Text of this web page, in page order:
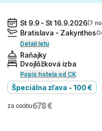
St 9.9 - St 16.9.2026(7
Bratislava - Zakynthos
Detail letu
Raňajky
Dvojlôžková izba
Popis hotela od CK
Špeciálna zľava - 100 €
za osobu678 €